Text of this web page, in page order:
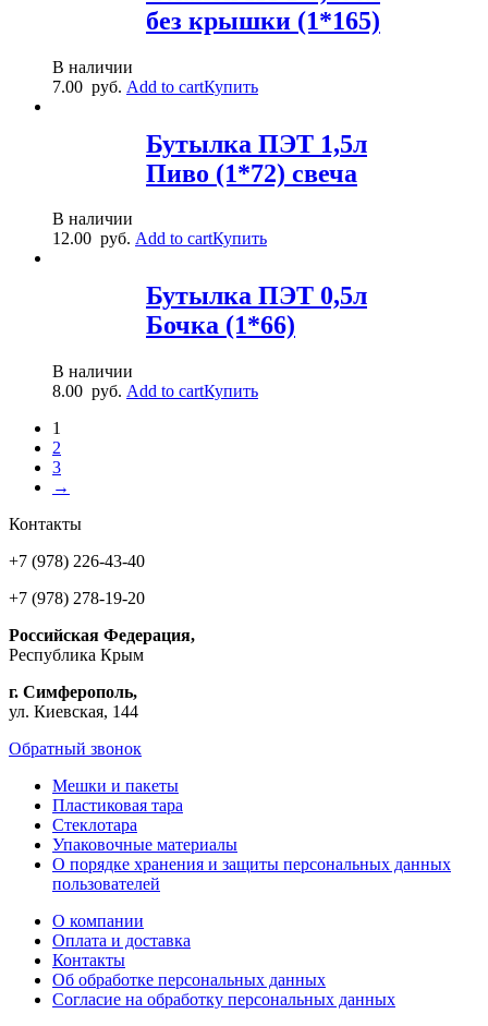
без крышки (1*165)
В наличии
7.00 руб. Add to cartКупить
Бутылка ПЭТ 1,5л
Пиво (1*72) свеча
В наличии
12.00 руб. Add to cartКупить
Бутылка ПЭТ 0,5л
Бочка (1*66)
В наличии
8.00 руб. Add to cartКупить
1
2
3
→
Контакты
+7 (978) 226-43-40
+7 (978) 278-19-20
Российская Федерация,
Республика Крым
г. Симферополь,
ул. Киевская, 144
Обратный звонок
Мешки и пакеты
Пластиковая тара
Стеклотара
Упаковочные материалы
О порядке хранения и защиты персональных данных
пользователей
О компании
Оплата и доставка
Контакты
Об обработке персональных данных
Согласие на обработку персональных данных